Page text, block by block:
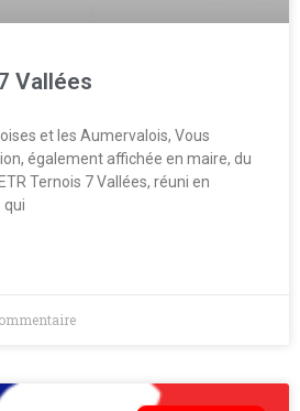
Vallées
et les Aumervalois, Vous
également affichée en maire, du
Ternois 7 Vallées, réuni en
qui